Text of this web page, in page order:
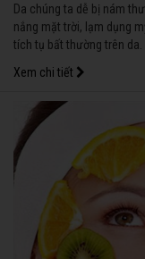
Da chúng ta dễ bị nám
nắng mặt trời, lạm dụng
tích tụ bất thường trên
Xem chi tiết